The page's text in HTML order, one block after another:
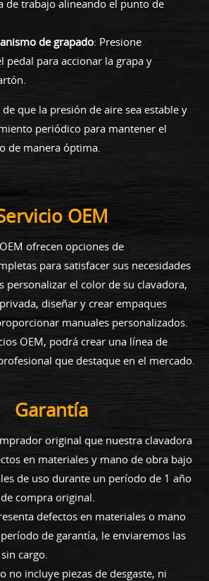
de trabajo alineando el punto de
de grapado: Presione
pedal para accionar la grapa y
que la presión de aire sea estable y
periódico para mantener el
de manera óptima.
OEM
ofrecen opciones de
para satisfacer sus necesidades
personalizar el color de su clavadora,
diseñar y crear empaques
manuales personalizados.
OEM, podrá crear una línea de
que destaque en el mercado.
Garantía
original que nuestra clavadora
en materiales y mano de obra bajo
de uso durante un período de 1 año
compra original.
defectos en materiales o mano
de garantía, le enviaremos las
cargo.
no incluye piezas de desgaste, ni